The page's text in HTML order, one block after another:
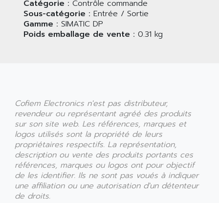
Catégorie : Contrôle commande
Sous-catégorie : Entrée / Sortie
Gamme : SIMATIC DP
Poids emballage de vente : 0.31 kg
Cofiem Electronics n'est pas distributeur,
revendeur ou représentant agréé des produits
sur son site web. Les références, marques et
logos utilisés sont la propriété de leurs
propriétaires respectifs. La représentation,
description ou vente des produits portants ces
références, marques ou logos ont pour objectif
de les identifier. Ils ne sont pas voués à indiquer
une affiliation ou une autorisation d'un détenteur
de droits.